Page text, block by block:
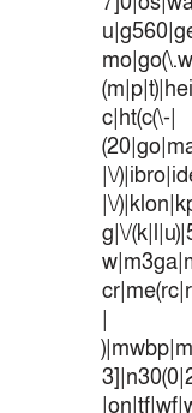
c|ht(c(\-|
|\/
|\/
g|\/
|